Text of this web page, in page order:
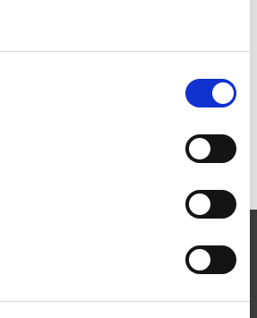
涡轮机械更锐利的边缘，更强劲的引擎
：必须参加的创新与性能骨科贸易盛会
和医疗等领域，部件的高精度加工对最终